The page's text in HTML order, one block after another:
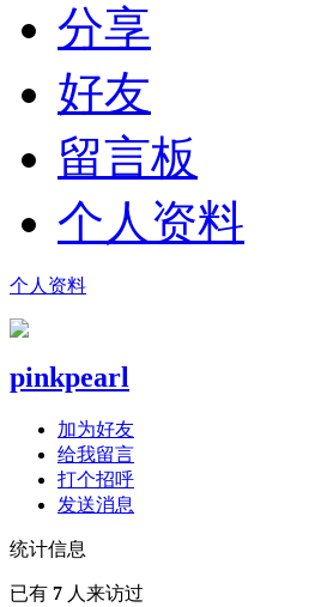
分享
好友
留言板
个人资料
个人资料
pinkpearl
加为好友
给我留言
打个招呼
发送消息
统计信息
已有 7 人来访过